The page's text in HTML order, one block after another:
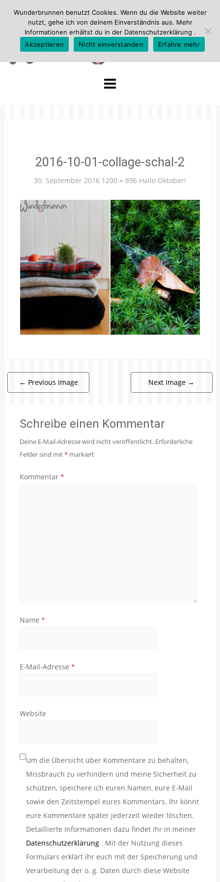
2016-10-01-collage-schal-2
30. September 2016 1200 × 896 Hallo Oktober!
← Previous Image Next Image →
Schreibe einen Kommentar
Deine E-Mail-Adresse wird nicht veröffentlicht. Erforderliche
Felder sind mit* markiert
Kommentar *
Name *
E-Mail-Adresse *
Website
Um die Übersicht über Kommentare zu behalten,
Missbrauch zu verhindern und meine Sicherheit zu
schützen, speichere ich euren Namen, eure E-Mail
sowie den Zeitstempel eures Kommentars. Ihr könnt
eure Kommentare später jederzeit wieder löschen.
Detaillierte Informationen dazu findet ihr in meiner
Datenschutzerklärung . Mit der Nutzung dieses
Formulars erklärt ihr euch mit der Speicherung und
Verarbeitung der o. g. Daten durch diese Website
Wunderbrunnen benutzt Cookies. Wenn du die Website weiter
nutzt, gehe ich von deinem Einverständnis aus. Mehr
Informationen erhältst du in der Datenschutzerklärung .
Akzeptieren
Nicht einverstanden Erfahre mehr